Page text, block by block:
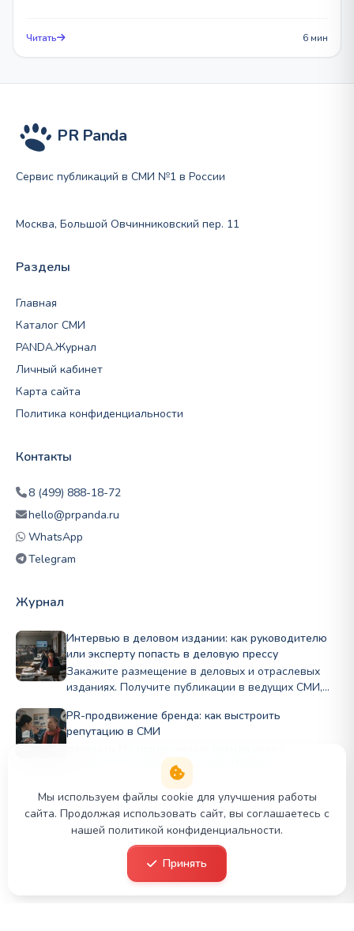
Читать 6 мин
PR Panda
Сервис публикаций в СМИ №1 в России
Москва, Большой Овчинниковский пер. 11
Разделы
Главная
Каталог СМИ
PANDA.Журнал
Личный кабинет
Карта сайта
Политика конфиденциальности
Контакты
8 (499) 888-18-72
hello@prpanda.ru
WhatsApp
Telegram
Журнал
Интервью в деловом издании: как руководителю
или эксперту попасть в деловую прессу
Закажите размещение в деловых и отраслевых
изданиях. Получите публикации в ведущих СМИ,
Медиапродвижение PR Panda.
PR-продвижение бренда: как выстроить
репутацию в СМИ
рекламные публикации в СМИ. Подберите
профильные издания по нише и бюджету, стройте
репутацию Полный цикл в PRslon.
© 2026 PR Panda. Все права защищены.
Мы используем файлы cookie для улучшения работы
сайта. Продолжая использовать сайт, вы соглашаетесь с
нашей политикой конфиденциальности.
Принять